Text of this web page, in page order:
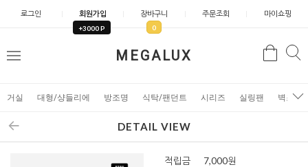
로그인 회원가입
+3000 P
장바구니
0
주문조회 마이쇼핑
MEGALUX
메
검
거실 대형/샹들리에 방조명 식탁/팬던트 시리즈 실링팬 벽조명
DETAIL VIEW
적립금
7,000원